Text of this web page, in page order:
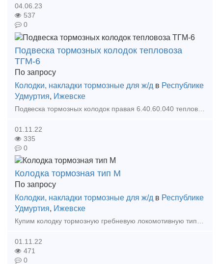
04.06.23
537
0
Подвеска тормозных колодок тепловоза
ТГМ-6
По запросу
Колодки, накладки тормозные для ж/д в Республике
Удмуртия, Ижевске
01.11.22
335
0
Колодка тормозная тип М
По запросу
Колодки, накладки тормозные для ж/д в Республике
Удмуртия, Ижевске
Купим колодку тормозную гребневую локомотивную тип М (ТЭМ1.40.60.024, 44-5287-0.00.00-СБ, ГОСТ 30249-97). с доставкой и самовывоз. Тип предложения: требуется продукция
01.11.22
471
0